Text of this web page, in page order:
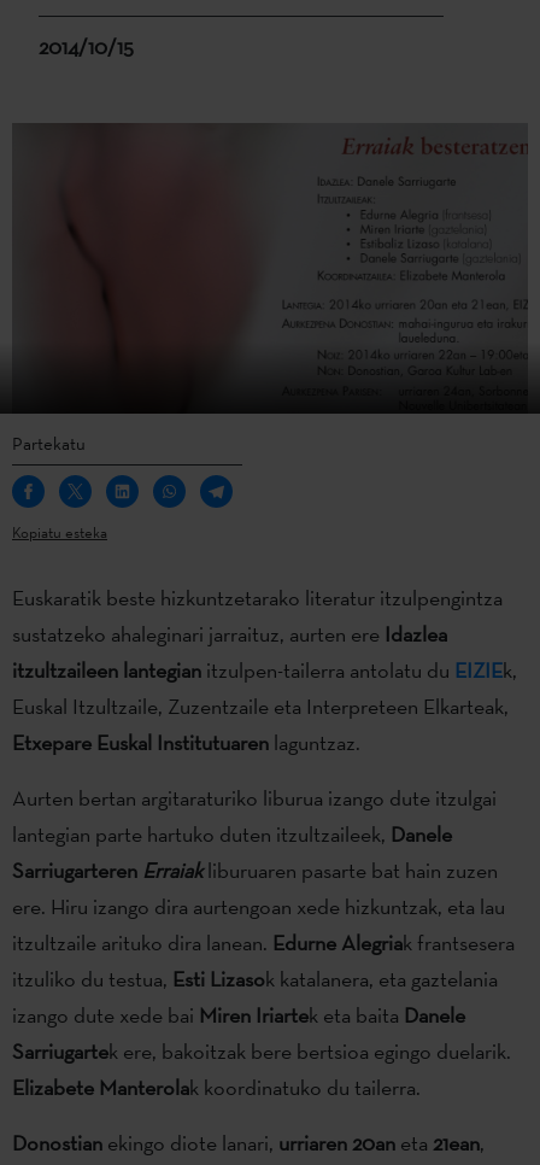
2014/10/15
Partekatu
Kopiatu esteka
Euskaratik beste hizkuntzetarako literatur itzulpengintza
sustatzeko ahaleginari jarraituz, aurten ere Idazlea
itzultzaileen lantegian itzulpen-tailerra antolatu du EIZIEk,
Euskal Itzultzaile, Zuzentzaile eta Interpreteen Elkarteak,
Etxepare Euskal Institutuaren laguntzaz.
Aurten bertan argitaraturiko liburua izango dute itzulgai
lantegian parte hartuko duten itzultzaileek, Danele
Sarriugarteren Erraiakliburuaren pasarte bat hain zuzen
ere. Hiru izango dira aurtengoan xede hizkuntzak, eta lau
itzultzaile arituko dira lanean. Edurne Alegriak frantsesera
itzuliko du testua, Esti Lizasok katalanera, eta gaztelania
izango dute xede bai Miren Iriartek eta baita Danele
Sarriugartek ere, bakoitzak bere bertsioa egingo duelarik.
Elizabete Manterolak koordinatuko du tailerra.
Donostian ekingo diote lanari, urriaren 20an eta 21ean,